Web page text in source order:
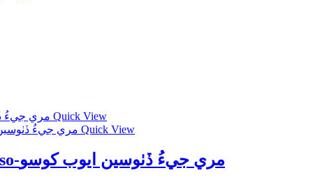
Quick View
Quick View
Mari Jee Dethosen Ayoub Khoso-مري جيءُ ڏٺوسين ايوب کوسو